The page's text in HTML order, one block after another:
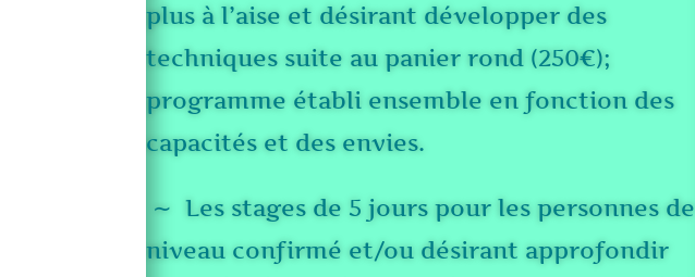
plus à l’aise et désirant développer des
techniques suite au panier rond (250€);
programme établi ensemble en fonction des
capacités et des envies.
∼ Les stages de 5 jours pour les personnes de
niveau confirmé et/ou désirant approfondir